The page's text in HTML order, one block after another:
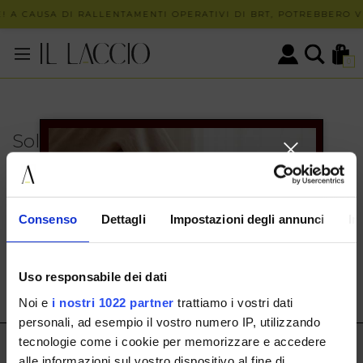
Consenso Dettagli Impostazioni degli annunci
Uso responsabile dei dati
Noi e i nostri 1022 partner trattiamo i vostri dati
personali, ad esempio il vostro numero IP, utilizzando
tecnologie come i cookie per memorizzare e accedere
A CAUSA DI RALLENTAMENTI OPERATIVI DI BRT, POTREBBERO
0
Solo in negozio
PUOI TROVARE QUESTO ARTICOLO SOLO PRESSO I
NOSTRI PUNTI VENDITA:
customerservice@illaccio.it
IL LACCIO